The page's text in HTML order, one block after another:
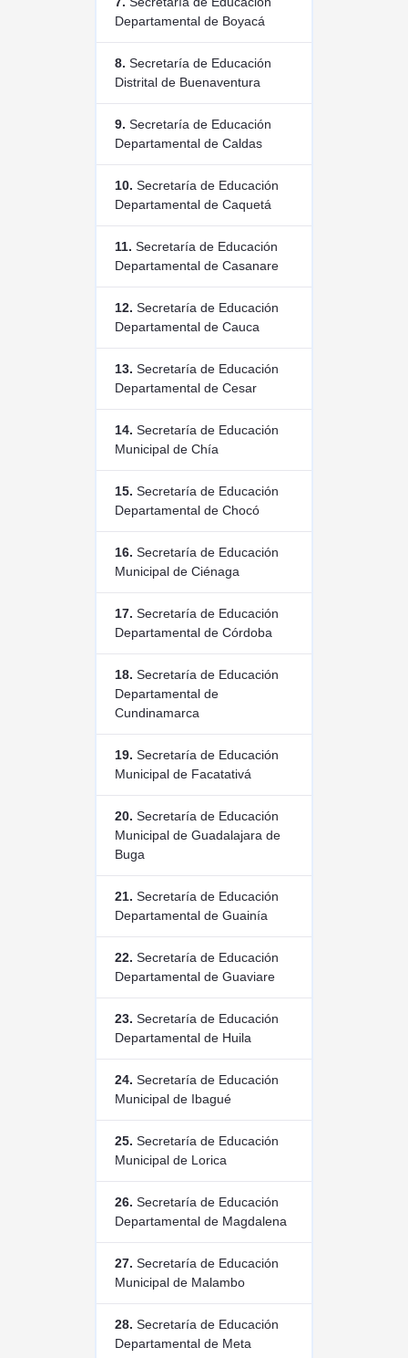
Departamental de Boyacá
8. Secretaría de Educación
Distrital de Buenaventura
9. Secretaría de Educación
Departamental de Caldas
10. Secretaría de Educación
Departamental de Caquetá
11. Secretaría de Educación
Departamental de Casanare
12. Secretaría de Educación
Departamental de Cauca
13. Secretaría de Educación
Departamental de Cesar
14. Secretaría de Educación
Municipal de Chía
15. Secretaría de Educación
Departamental de Chocó
16. Secretaría de Educación
Municipal de Ciénaga
17. Secretaría de Educación
Departamental de Córdoba
18. Secretaría de Educación
Departamental de
Cundinamarca
19. Secretaría de Educación
Municipal de Facatativá
20. Secretaría de Educación
Municipal de Guadalajara de
Buga
21. Secretaría de Educación
Departamental de Guainía
22. Secretaría de Educación
Departamental de Guaviare
23. Secretaría de Educación
Departamental de Huila
24. Secretaría de Educación
Municipal de Ibagué
25. Secretaría de Educación
Municipal de Lorica
26. Secretaría de Educación
Departamental de Magdalena
27. Secretaría de Educación
Municipal de Malambo
28. Secretaría de Educación
Departamental de Meta